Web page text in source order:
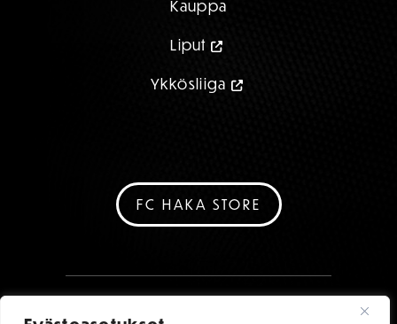
Kauppa
Liput
Ykkösliiga
FC HAKA STORE